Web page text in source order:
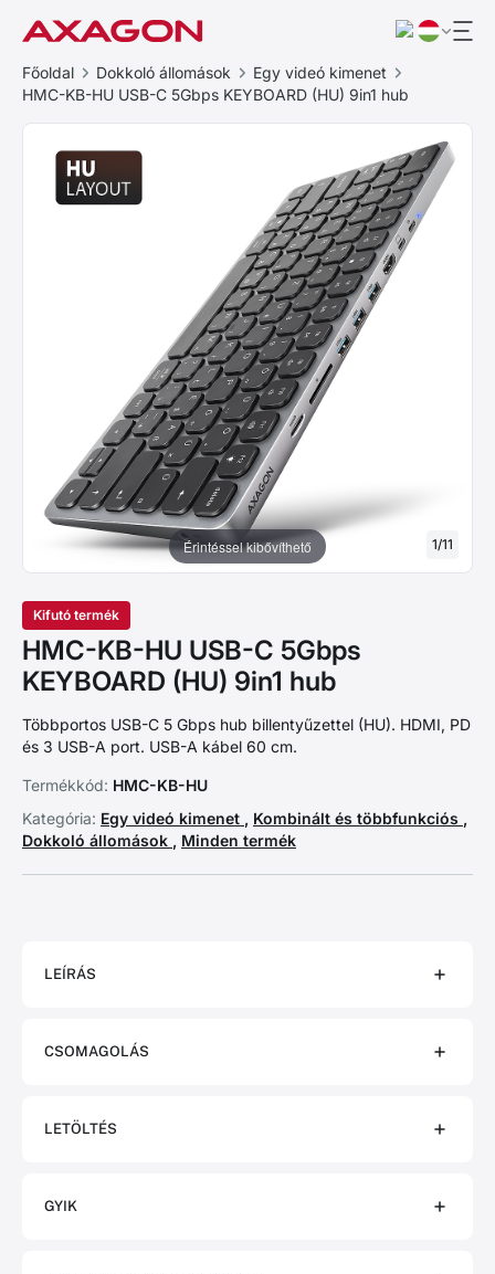
Főoldal Dokkoló állomások
Egy videó kimenet
HMC-KB-HU USB-C 5Gbps KEYBOARD (HU) 9in1 hub
Érintéssel kibővíthető 1/11
Kifutó termék
HMC-KB-HU USB-C 5Gbps
KEYBOARD (HU) 9in1 hub
Többportos USB-C 5 Gbps hub billentyűzettel (HU). HDMI, PD
és 3 USB-A port. USB-A kábel 60 cm.
Termékkód: HMC-KB-HU
Kategória: Egy videó kimenet , Kombinált és többfunkciós ,
Dokkoló állomások , Minden termék
LEÍRÁS
CSOMAGOLÁS
LETÖLTÉS
GYIK